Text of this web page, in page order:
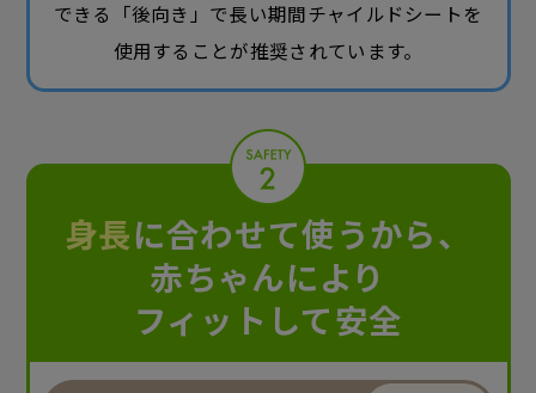
できる「後向き」で長い期間チャイルドシートを
使用することが推奨されています。
身長に合わせて使うから、
赤ちゃんにより
フィットして安全